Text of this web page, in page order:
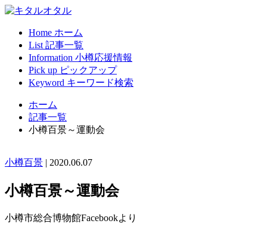
Home ホーム
List 記事一覧
Information 小樽応援情報
Pick up ピックアップ
Keyword キーワード検索
ホーム
記事一覧
小樽百景～運動会
小樽百景 | 2020.06.07
小樽百景～運動会
小樽市総合博物館Facebookより